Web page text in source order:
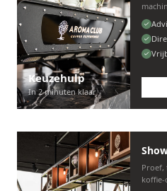
Keuzehulp
In 2 minuten klaar
Proef,
koffie-